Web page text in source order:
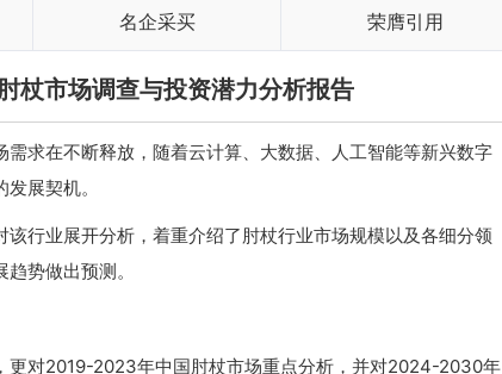
名企采买 荣膺引用
市场调查与投资潜力分析报告
求在不断释放，随着云计算、大数据、人工智能等新兴数字
展契机。
行业展开分析，着重介绍了肘杖行业市场规模以及各细分领
势做出预测。
更对2019-2023年中国肘杖市场重点分析，并对2024-2030年